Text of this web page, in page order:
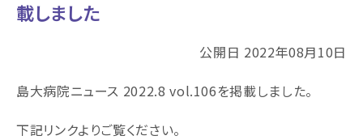
載しました
公開日 2022年08月10日
島大病院ニュース 2022.8 vol.106を掲載しました。
下記リンクよりご覧ください。